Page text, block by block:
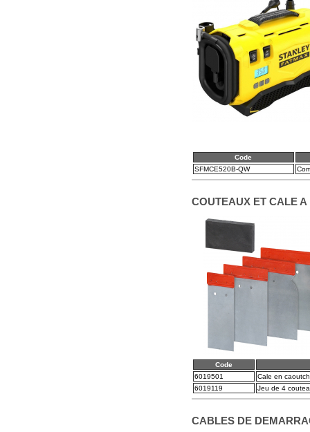
Code
SFMCE520B-QW
COUTEAUX ET CALE
Code
6019501
Cale en
6019119
Jeu de 4
CABLES DE